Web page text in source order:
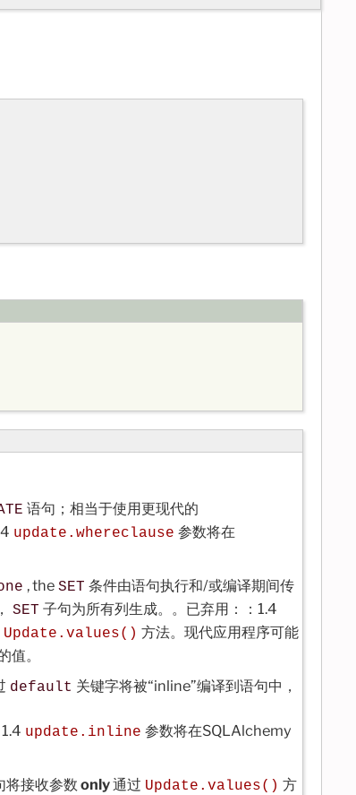
语句；相当于使用更现代的
update.whereclause 参数将在
, the SET 条件由语句执行和/或编译期间传
SET 子句为所有列生成。。已弃用：：1.4
Update.values() 方法。现代应用程序可能
值。
default 关键字将被“inline”编译到语句中，
update.inline 参数将在SQLAlchemy
接收参数 only通过 Update.values() 方